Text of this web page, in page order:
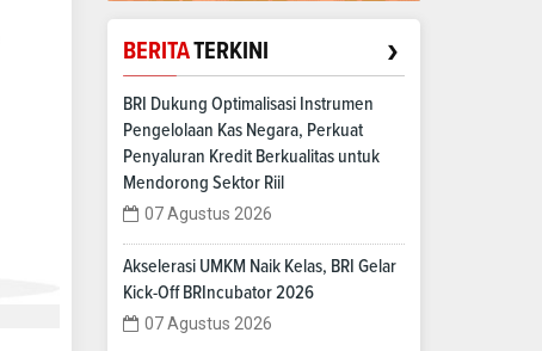
BERITATERKINI ›
BRI Dukung Optimalisasi Instrumen
Pengelolaan Kas Negara, Perkuat
Penyaluran Kredit Berkualitas untuk
Mendorong Sektor Riil
07 Agustus 2026
Akselerasi UMKM Naik Kelas, BRI Gelar
Kick-Off BRIncubator 2026
07 Agustus 2026